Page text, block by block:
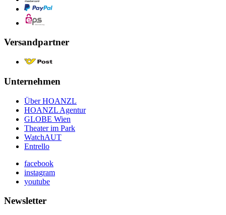
Versandpartner
Unternehmen
Über HOANZL
HOANZL Agentur
GLOBE Wien
Theater im Park
WatchAUT
Entrello
facebook
instagram
youtube
Newsletter